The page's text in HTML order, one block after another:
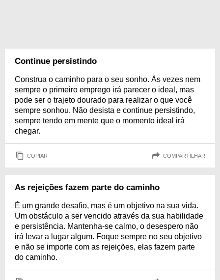
Continue persistindo
Construa o caminho para o seu sonho. Às vezes nem
sempre o primeiro emprego irá parecer o ideal, mas
pode ser o trajeto dourado para realizar o que você
sempre sonhou. Não desista e continue persistindo,
sempre tendo em mente que o momento ideal irá
chegar.
COPIAR COMPARTILHAR
As rejeições fazem parte do caminho
É um grande desafio, mas é um objetivo na sua vida.
Um obstáculo a ser vencido através da sua habilidade
e persistência. Mantenha-se calmo, o desespero não
irá levar a lugar algum. Foque sempre no seu objetivo
e não se importe com as rejeições, elas fazem parte
do caminho.